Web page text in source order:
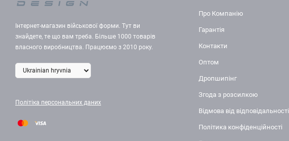
Інтернет-магазин військової форми. Тут ви
знайдете, те що вам треба. Більше 1000 товарів
власного виробництва. Працюємо з 2010 року.
Політіка персональних даних
Про Компанію
Гарантія
Контакти
Оптом
Дропшипінг
Згода з розсилкою
Відмова від відповідальності
Політика конфіденційності